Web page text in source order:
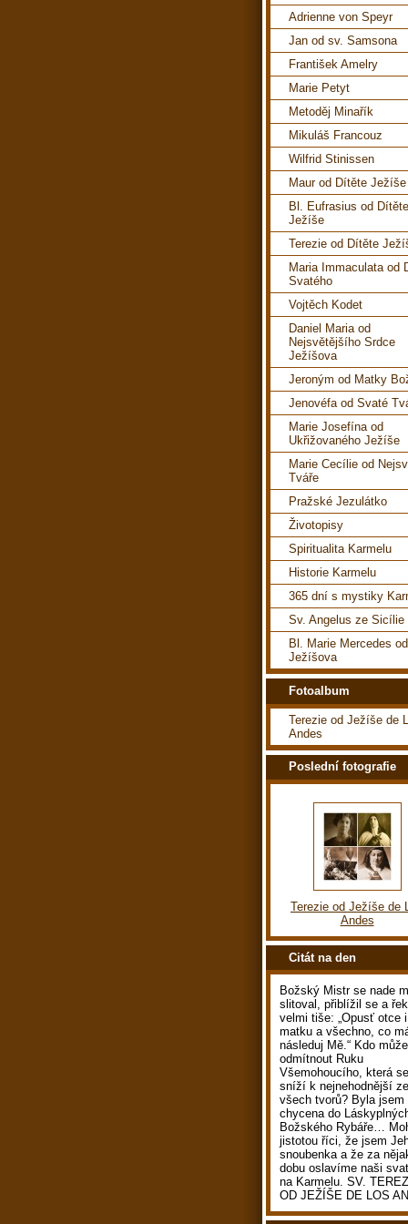
Adrienne von Speyr
Jan od sv. Samsona
František Amelry
Marie Petyt
Metoděj Minařík
Mikuláš Francouz
Wilfrid Stinissen
Maur od Dítěte Ježíše
Bl. Eufrasius od Dítěte
Ježíše
Terezie od Dítěte
Maria Immaculata od
Svatého
Vojtěch Kodet
Daniel Maria od
Nejsvětějšího Srdce
Ježíšova
Jeroným od Matky
Jenovéfa od Svaté
Marie Josefína od
Ukřižovaného Ježíše
Marie Cecílie od
Tváře
Pražské Jezulátko
Životopisy
Spiritualita Karmelu
Historie Karmelu
365 dní s mystiky
Sv. Angelus ze Sicílie
Bl. Marie Mercedes
Ježíšova
Fotoalbum
Terezie od Ježíše de
Andes
Poslední fotografie
Terezie od Ježíše de
Andes
Citát na den
Božský Mistr se nade
slitoval, přiblížil se a
velmi tiše: „Opusť otce i
matku a všechno, co
následuj Mě.“ Kdo může
odmítnout Ruku
Všemohoucího, která se
sníží k nejnehodnější ze
všech tvorů? Byla jsem
chycena do
Božského Rybáře…
jistotou říci, že jsem
snoubenka a že za
dobu oslavíme naši
na Karmelu. SV.
OD JEŽÍŠE DE LOS